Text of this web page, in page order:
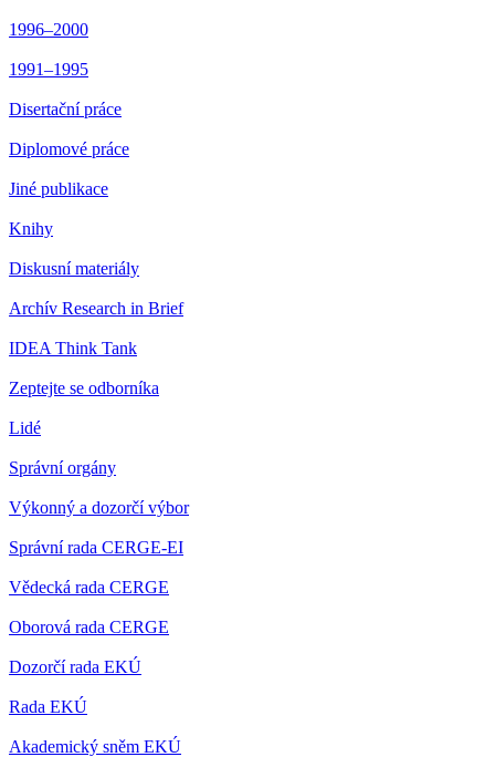
1996–2000
1991–1995
Disertační práce
Diplomové práce
Jiné publikace
Knihy
Diskusní materiály
Archív Research in Brief
IDEA Think Tank
Zeptejte se odborníka
Lidé
Správní orgány
Výkonný a dozorčí výbor
Správní rada CERGE-EI
Vědecká rada CERGE
Oborová rada CERGE
Dozorčí rada EKÚ
Rada EKÚ
Akademický sněm EKÚ